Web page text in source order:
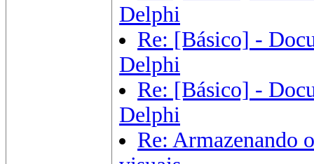
Delphi
Re: [Básico] -
Delphi
Re: [Básico] -
Delphi
Re: Armazenando